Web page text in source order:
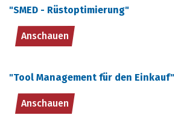
"SMED - Rüstoptimierung"
Anschauen
"Tool Management für den Einkauf"
Anschauen